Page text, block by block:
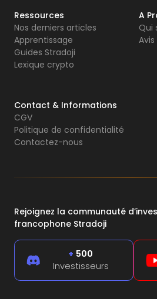
Ressources
Nos derniers articles
Apprentissage
Guides Stradoji
Lexique crypto
A
Qui
Contact & Informations
CGV
Politique de confidentialité
Contactez-nous
Rejoignez la communauté
francophone Stradoji
+ 500
Investisseurs